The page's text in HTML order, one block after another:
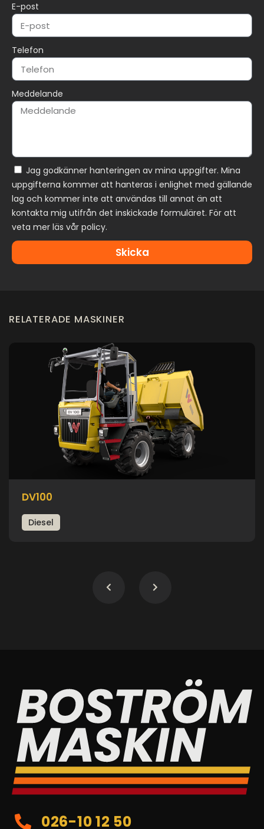
E-post
Telefon
Meddelande
Jag godkänner hanteringen av mina uppgifter. Mina
uppgifterna kommer att hanteras i enlighet med gällande
lag och kommer inte att användas till annat än att
kontakta mig utifrån det inskickade formuläret. För att
veta mer läs vår policy.
Skicka
RELATERADE MASKINER
DV100
Diesel
026-10 12 50